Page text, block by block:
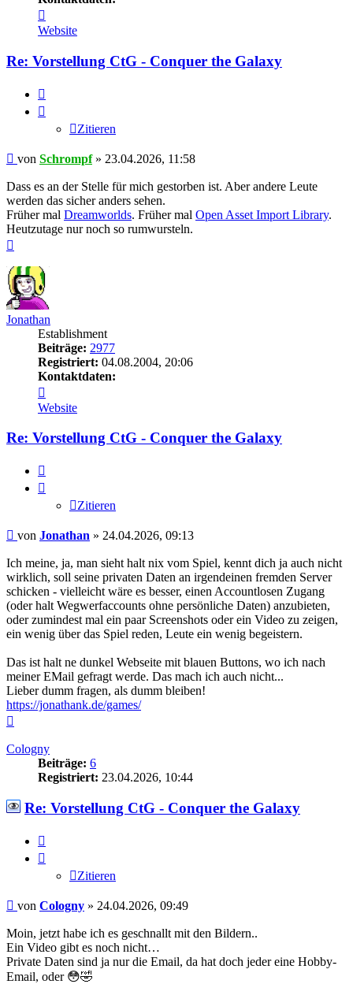
von
Schrompf
Website
Re: Vorstellung CtG - Conquer the Galaxy
Zitieren
Beitrag
von Schrompf» 23.04.2026, 11:58
Dass es an der Stelle für mich gestorben ist. Aber andere Leute
werden das sicher anders sehen.
Früher mal Dreamworlds. Früher mal Open Asset Import Library.
Heutzutage nur noch so rumwursteln.
Jonathan
Establishment
Beiträge: 2977
Registriert: 04.08.2004, 20:06
Kontaktdaten:
von
Jonathan
Website
Re: Vorstellung CtG - Conquer the Galaxy
Zitieren
Beitrag
von Jonathan » 24.04.2026, 09:13
Ich meine, ja, man sieht halt nix vom Spiel, kennt dich ja auch nicht
wirklich, soll seine privaten Daten an irgendeinen fremden Server
schicken - vielleicht wäre es besser, einen Accountlosen Zugang
(oder halt Wegwerfaccounts ohne persönliche Daten) anzubieten,
oder zumindest mal ein paar Screenshots oder ein Video zu zeigen,
ein wenig über das Spiel reden, Leute ein wenig begeistern.
Das ist halt ne dunkel Webseite mit blauen Buttons, wo ich nach
meiner EMail gefragt werde. Das mach ich auch nicht...
Lieber dumm fragen, als dumm bleiben!
https://jonathank.de/games/
Cologny
Beiträge: 6
Registriert: 23.04.2026, 10:44
Re: Vorstellung CtG - Conquer the Galaxy
Zitieren
Beitrag
von Cologny » 24.04.2026, 09:49
Moin, jetzt habe ich es geschnallt mit den Bildern..
Ein Video gibt es noch nicht…
Private Daten sind ja nur die Email, da hat doch jeder eine Hobby-
Email, oder 😳🤣